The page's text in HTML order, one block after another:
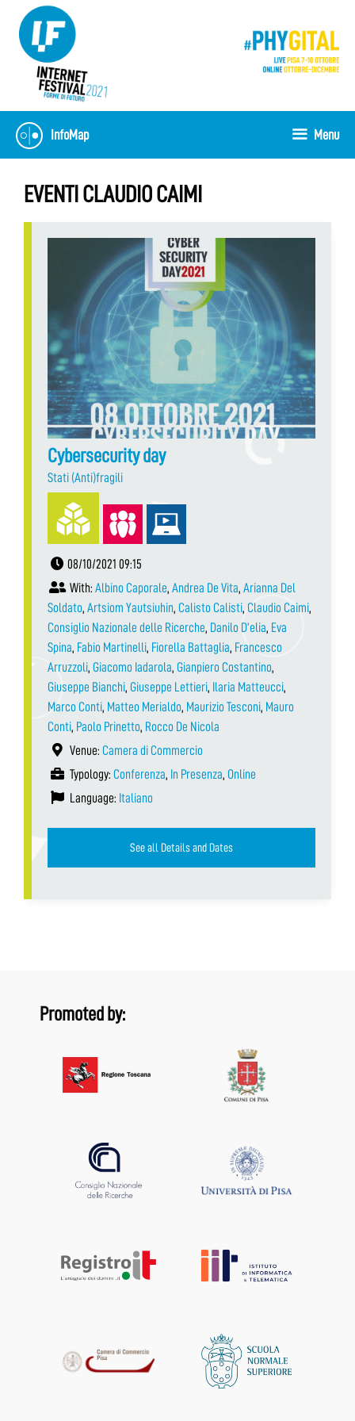
content
InfoMap Menu
EVENTI CLAUDIO CAIMI
Cybersecurity day
Stati (Anti)fragili
08/10/2021 09:15
With: Albino Caporale, Andrea De Vita, Arianna Del
Soldato, Artsiom Yautsiuhin, Calisto Calisti, Claudio Caimi,
Consiglio Nazionale delle Ricerche, Danilo D’elia, Eva
Spina, Fabio Martinelli, Fiorella Battaglia, Francesco
Arruzzoli, Giacomo Iadarola, Gianpiero Costantino,
Giuseppe Bianchi, Giuseppe Lettieri, Ilaria Matteucci,
Marco Conti, Matteo Merialdo, Maurizio Tesconi, Mauro
Conti, Paolo Prinetto, Rocco De Nicola
Venue: Camera di Commercio
Typology: Conferenza, In Presenza, Online
Language: Italiano
See all Details and Dates
Promoted by: